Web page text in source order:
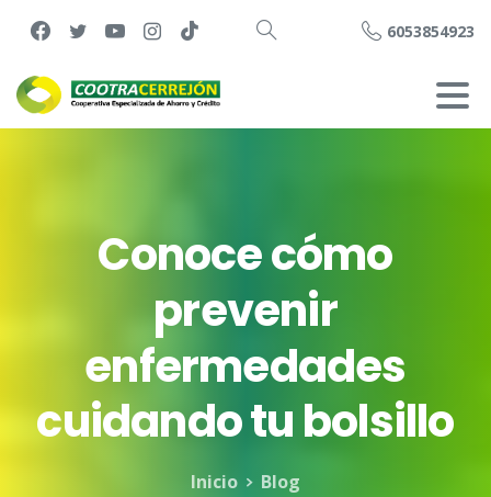
Buscar
6053854923
Conocecómo
prevenir
enfermedades
cuidandotubolsillo
Inicio
Blog